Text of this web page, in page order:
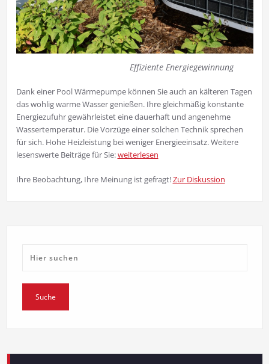
Effiziente Energiegewinnung
Dank einer Pool Wärmepumpe können Sie auch an kälteren Tagen
das wohlig warme Wasser genießen. Ihre gleichmäßig konstante
Energiezufuhr gewährleistet eine dauerhaft und angenehme
Wassertemperatur. Die Vorzüge einer solchen Technik sprechen
für sich. Hohe Heizleistung bei weniger Energieeinsatz. Weitere
lesenswerte Beiträge für Sie:weiterlesen
Ihre Beobachtung, Ihre Meinung ist gefragt!Zur Diskussion